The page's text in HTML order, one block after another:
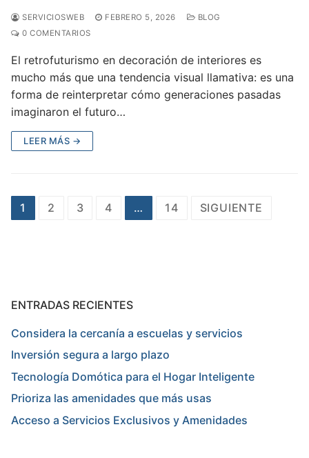
SERVICIOSWEB FEBRERO 5, 2026
BLOG
0 COMENTARIOS
El retrofuturismo en decoración de interiores es
mucho más que una tendencia visual llamativa: es una
forma de reinterpretar cómo generaciones pasadas
imaginaron el futuro…
LEER MÁS →
Paginación
1 2 3 4 … 14 SIGUIENTE
ENTRADAS RECIENTES
Considera la cercanía a escuelas y servicios
Inversión segura a largo plazo
Tecnología Domótica para el Hogar Inteligente
Prioriza las amenidades que más usas
Acceso a Servicios Exclusivos y Amenidades